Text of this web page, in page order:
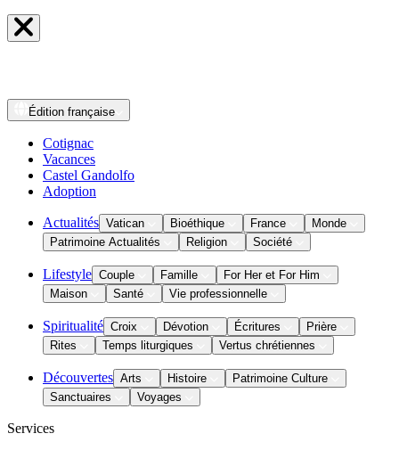
Édition française
Cotignac
Vacances
Castel Gandolfo
Adoption
Actualités Vatican Bioéthique France
Monde
Patrimoine Actualités
Religion Société
Lifestyle Couple Famille
For Her et For Him
Maison
Santé Vie professionnelle
Spiritualité Croix Dévotion Écritures
Prière
Rites
Temps liturgiques Vertus chrétiennes
Découvertes Arts Histoire
Patrimoine Culture
Sanctuaires
Voyages
Services